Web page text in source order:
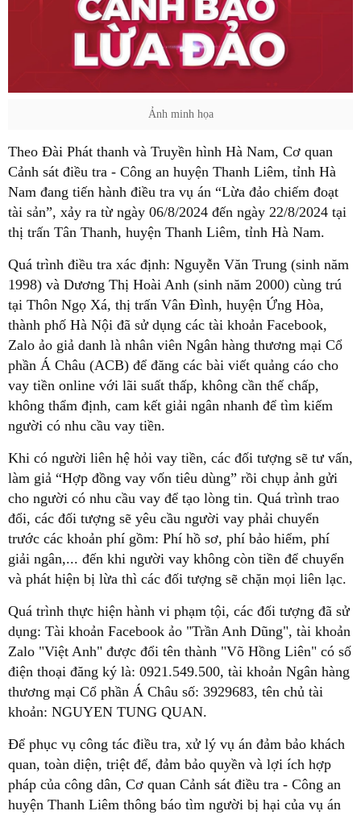
Ảnh minh họa
Theo Đài Phát thanh và Truyền hình Hà Nam, Cơ quan
Cảnh sát điều tra - Công an huyện Thanh Liêm, tỉnh Hà
Nam đang tiến hành điều tra vụ án “Lừa đảo chiếm đoạt
tài sản”, xảy ra từ ngày 06/8/2024 đến ngày 22/8/2024 tại
thị trấn Tân Thanh, huyện Thanh Liêm, tỉnh Hà Nam.
Quá trình điều tra xác định: Nguyễn Văn Trung (sinh năm
1998) và Dương Thị Hoài Anh (sinh năm 2000) cùng trú
tại Thôn Ngọ Xá, thị trấn Vân Đình, huyện Ứng Hòa,
thành phố Hà Nội đã sử dụng các tài khoản Facebook,
Zalo ảo giả danh là nhân viên Ngân hàng thương mại Cổ
phần Á Châu (ACB) để đăng các bài viết quảng cáo cho
vay tiền online với lãi suất thấp, không cần thế chấp,
không thẩm định, cam kết giải ngân nhanh để tìm kiếm
người có nhu cầu vay tiền.
Khi có người liên hệ hỏi vay tiền, các đối tượng sẽ tư vấn,
làm giả “Hợp đồng vay vốn tiêu dùng” rồi chụp ảnh gửi
cho người có nhu cầu vay để tạo lòng tin. Quá trình trao
đổi, các đối tượng sẽ yêu cầu người vay phải chuyển
trước các khoản phí gồm: Phí hồ sơ, phí bảo hiểm, phí
giải ngân,... đến khi người vay không còn tiền để chuyển
và phát hiện bị lừa thì các đối tượng sẽ chặn mọi liên lạc.
Quá trình thực hiện hành vi phạm tội, các đối tượng đã sử
dụng: Tài khoản Facebook ảo "Trần Anh Dũng", tài khoản
Zalo "Việt Anh" được đổi tên thành "Võ Hồng Liên" có số
điện thoại đăng ký là: 0921.549.500, tài khoản Ngân hàng
thương mại Cổ phần Á Châu số: 3929683, tên chủ tài
khoản: NGUYEN TUNG QUAN.
Để phục vụ công tác điều tra, xử lý vụ án đảm bảo khách
quan, toàn diện, triệt để, đảm bảo quyền và lợi ích hợp
pháp của công dân, Cơ quan Cảnh sát điều tra - Công an
huyện Thanh Liêm thông báo tìm người bị hại của vụ án